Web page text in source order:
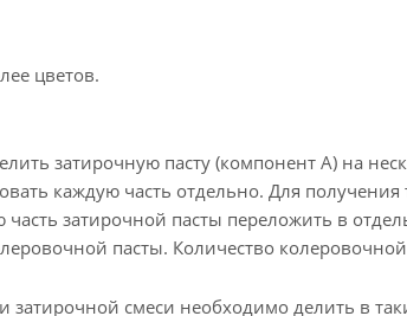
цветов.
затирочную пасту (компонент А) на
каждую часть отдельно. Для
затирочной пасты переложить в
пасты. Количество
смеси необходимо делить в